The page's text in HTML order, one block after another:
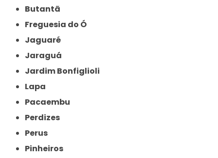
Butantã
Freguesia do Ó
Jaguaré
Jaraguá
Jardim Bonfiglioli
Lapa
Pacaembu
Perdizes
Perus
Pinheiros